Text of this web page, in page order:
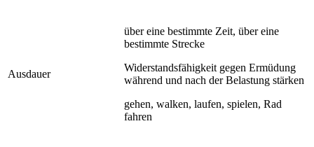
Ausdauer
über eine bestimmte Zeit, über eine
bestimmte Strecke
Widerstandsfähigkeit gegen Ermüdung
während und nach der Belastung stärken
gehen, walken, laufen, spielen, Rad
fahren